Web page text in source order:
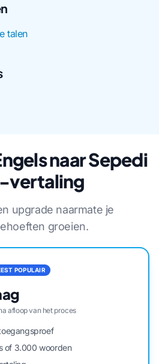
talen
naar Sepedi
vertaling
upgrade naarmate je
groeien.
POPULAIR
afloop van het proces
of 3.000 woorden